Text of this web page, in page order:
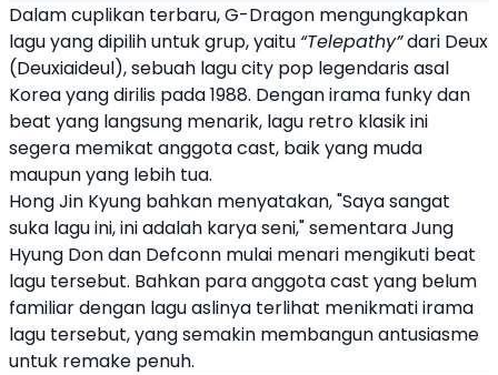
Dalam cuplikan terbaru, G-Dragon mengungkapkan
lagu yang dipilih untuk grup, yaitu “Telepathy”dari Deux
(Deuxiaideul), sebuah lagu city pop legendaris asal
Korea yang dirilis pada 1988. Dengan irama funky dan
beat yang langsung menarik, lagu retro klasik ini
segera memikat anggota cast, baik yang muda
maupun yang lebih tua.
Hong Jin Kyung bahkan menyatakan, "Saya sangat
suka lagu ini, ini adalah karya seni," sementara Jung
Hyung Don dan Defconn mulai menari mengikuti beat
lagu tersebut. Bahkan para anggota cast yang belum
familiar dengan lagu aslinya terlihat menikmati irama
lagu tersebut, yang semakin membangun antusiasme
untuk remake penuh.